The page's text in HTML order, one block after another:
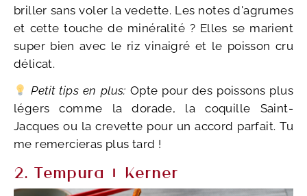
briller sans voler la vedette. Les notes d'agrumes
et cette touche de minéralité ? Elles se marient
super bien avec le riz vinaigré et le poisson cru
délicat.
Petit tips en plus: Opte pour des poissons plus
légers comme la dorade, la coquille Saint-
Jacques ou la crevette pour un accord parfait. Tu
me remercieras plus tard !
2. Tempura + Kerner